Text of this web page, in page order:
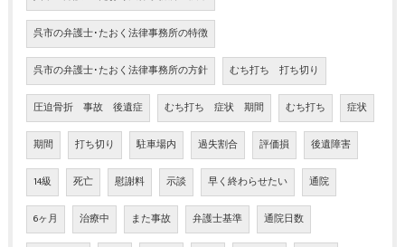
呉市の弁護士･たおく法律事務所の特徴
呉市の弁護士･たおく法律事務所の方針 むち打ち 打ち切り
圧迫骨折 事故 後遺症 むち打ち 症状 期間 むち打ち 症状
期間 打ち切り 駐車場内 過失割合 評価損 後遺障害
14級 死亡 慰謝料 示談 早く終わらせたい 通院
6ヶ月 治療中 また事故 弁護士基準 通院日数